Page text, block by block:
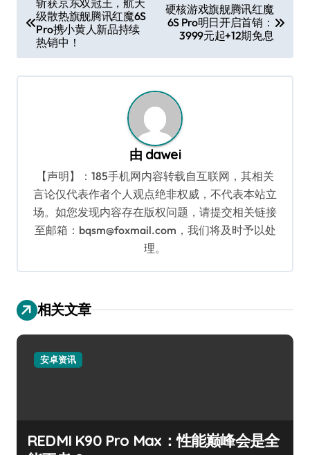
章 级散热旗舰腾讯红魔6S
Pro携小黄人新品持续
热销中！
硬核游戏旗舰腾讯红魔
6S Pro明日开启首销：
3999元起+12期免息
由 dawei
【声明】：185手机网内容转载自互联网，其相关
言论仅代表作者个人观点绝非权威，不代表本站立
场。如您发现内容存在版权问题，请提交相关链接
至邮箱：bqsm@foxmail.com，我们将及时予以处
理。
相关文章
安卓资讯
REDMI K90 Pro Max：性能巅峰会是全